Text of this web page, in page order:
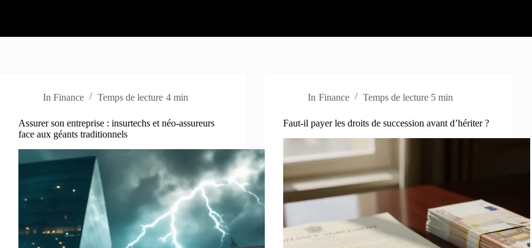
In Finance Temps de lecture 4 min
Assurer son entreprise : insurtechs et néo-assureurs
face aux géants traditionnels
In Finance Temps de lecture 5 min
Faut-il payer les droits de succession avant d’hériter ?